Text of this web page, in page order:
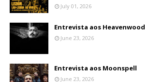
July 01, 2026
Entrevista aos Heavenwood
June 23, 2026
Entrevista aos Moonspell
June 23, 2026